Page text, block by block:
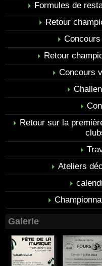
Formules de
Retour
Retour
Concours
Retour sur la
Ateliers
Galerie